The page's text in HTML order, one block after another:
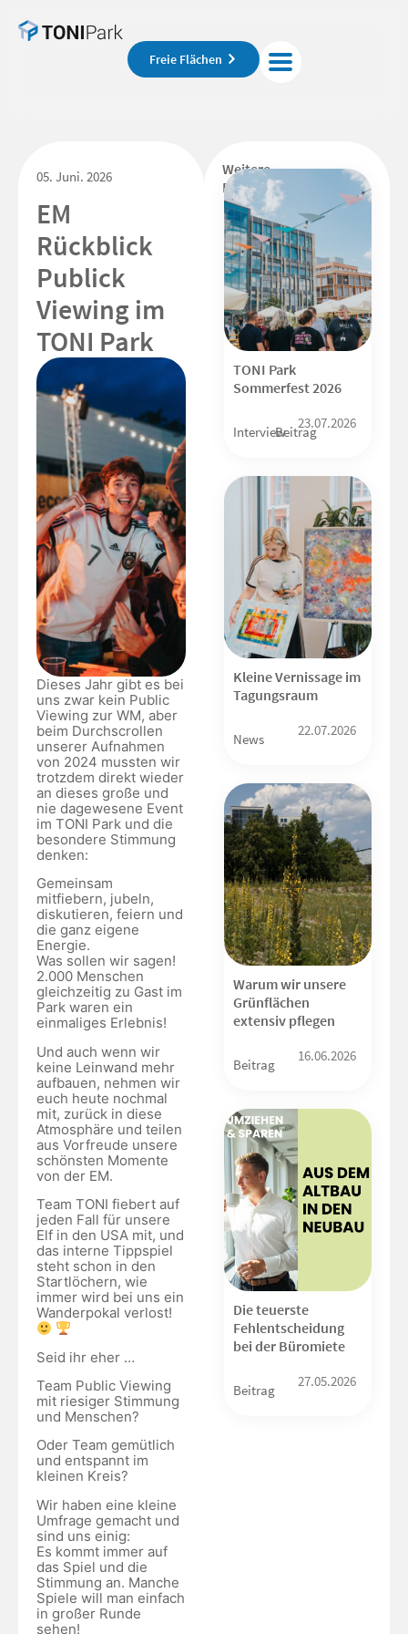
Freie Flächen
05. Juni. 2026
EM
Rückblick
Publick
Viewing im
TONI Park
Dieses Jahr gibt es bei
uns zwar kein Public
Viewing zur WM, aber
beim Durchscrollen
unserer Aufnahmen
von 2024 mussten wir
trotzdem direkt wieder
an dieses große und
nie dagewesene Event
im TONI Park und die
besondere Stimmung
denken:
Gemeinsam
mitfiebern, jubeln,
diskutieren, feiern und
die ganz eigene
Energie.
Was sollen wir sagen!
2.000 Menschen
gleichzeitig zu Gast im
Park waren ein
einmaliges Erlebnis!
Und auch wenn wir
keine Leinwand mehr
aufbauen, nehmen wir
euch heute nochmal
mit, zurück in diese
Atmosphäre und teilen
aus Vorfreude unsere
schönsten Momente
von der EM.
Team TONI fiebert auf
jeden Fall für unsere
Elf in den USA mit, und
das interne Tippspiel
steht schon in den
Startlöchern, wie
immer wird bei uns ein
Wanderpokal verlost!
Seid ihr eher …
Team Public Viewing
mit riesiger Stimmung
und Menschen?
Oder Team gemütlich
und entspannt im
kleinen Kreis?
Wir haben eine kleine
Umfrage gemacht und
sind uns einig:
Es kommt immer auf
das Spiel und die
Stimmung an. Manche
Spiele will man einfach
in großer Runde
sehen!
Weitere
Beiträge
TONI Park
Sommerfest 2026
InterviewBeitrag
23.07.2026
Kleine Vernissage im
Tagungsraum
News
22.07.2026
Warum wir unsere
Grünflächen
extensiv pflegen
Beitrag
16.06.2026
Die teuerste
Fehlentscheidung
bei der Büromiete
Beitrag
27.05.2026